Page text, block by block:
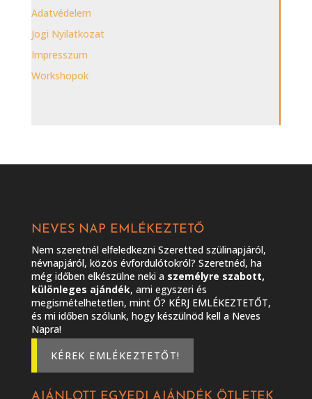
Adatvédelem
Jogi Nyilatkozat
Impresszum
Workshopok
NEVES NAP EMLÉKEZTETŐ
Nem szeretnél elfeledkezni Szeretted szülinapjáról,
névnapjáról, közös évfordulótokról? Szeretnéd, ha
még időben elkészülne neki a személyre szabott,
különleges ajándék, ami egyszeri és
megismételhetetlen, mint Ő? KÉRJ EMLÉKEZTETŐT,
és mi időben szólunk, hogy készülnöd kell a Neves
Napra!
KÉREK EMLÉKEZTETŐT!